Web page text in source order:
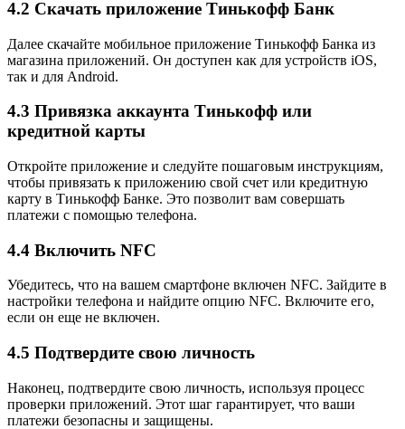
4.2 Скачать приложение Тинькофф Банк
Далее скачайте мобильное приложение Тинькофф Банка из
магазина приложений. Он доступен как для устройств iOS,
так и для Android.
4.3 Привязка аккаунта Тинькофф или
кредитной карты
Откройте приложение и следуйте пошаговым инструкциям,
чтобы привязать к приложению свой счет или кредитную
карту в Тинькофф Банке. Это позволит вам совершать
платежи с помощью телефона.
4.4 Включить NFC
Убедитесь, что на вашем смартфоне включен NFC. Зайдите в
настройки телефона и найдите опцию NFC. Включите его,
если он еще не включен.
4.5 Подтвердите свою личность
Наконец, подтвердите свою личность, используя процесс
проверки приложений. Этот шаг гарантирует, что ваши
платежи безопасны и защищены.